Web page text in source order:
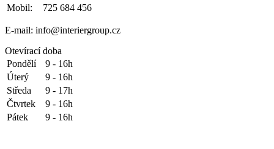
Mobil:
725 684 456
E-mail: info@interiergroup.cz
Otevírací doba
Pondělí
9 - 16h
Úterý
9 - 16h
Středa
9 - 17h
Čtvrtek
9 - 16h
Pátek
9 - 16h